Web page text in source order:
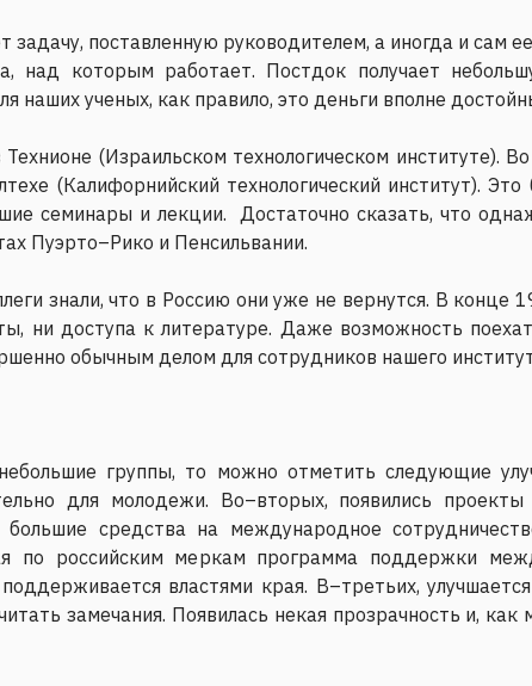
поставленную руководителем, а иногда и сам
над которым работает. Постдок получает
наших ученых, как правило, это деньги вполне
(Израильском технологическом институте).
(Калифорнийский технологический институт).
семинары и лекции. Достаточно сказать, что
Пуэрто–Рико и Пенсильвании.
знали, что в Россию они уже не вернутся. В конце
ни доступа к литературе. Даже возможность
обычным делом для сотрудников нашего
группы, то можно отметить следующие
для молодежи. Во–вторых, появились
большие средства на международное
по российским меркам программа поддержки
властями края. В–третьих,
замечания. Появилась некая прозрачность и, как